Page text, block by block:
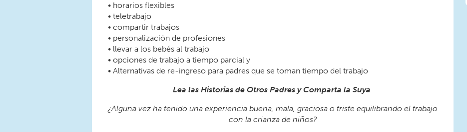
• horarios flexibles
• teletrabajo
• compartir trabajos
• personalización de profesiones
• llevar a los bebés al trabajo
• opciones de trabajo a tiempo parcial y
• Alternativas de re-ingreso para padres que se toman tiempo del trabajo
Lea las Historias de Otros Padres y Comparta la Suya
¿Alguna vez ha tenido una experiencia buena, mala, graciosa o triste equilibrando el trabajo
con la crianza de niños?